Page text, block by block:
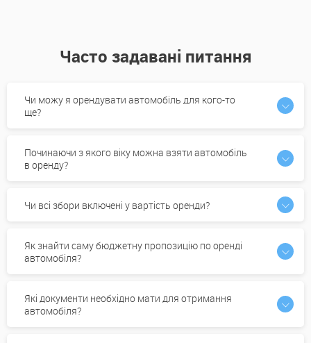
Часто задавані питання
Чи можу я орендувати автомобіль для кого-то
ще?
Починаючи з якого віку можна взяти автомобіль
в оренду?
Чи всі збори включені у вартість оренди?
Як знайти саму бюджетну пропозицію по оренді
автомобіля?
Які документи необхідно мати для отримання
автомобіля?